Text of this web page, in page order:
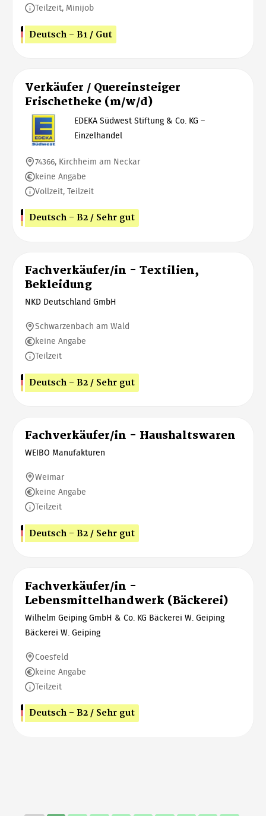
Teilzeit, Minijob
Deutsch - B1 / Gut
Verkäufer / Quereinsteiger
Frischetheke (m/w/d)
EDEKA Südwest Stiftung & Co. KG –
Einzelhandel
74366, Kirchheim am Neckar
keine Angabe
Vollzeit, Teilzeit
Deutsch - B2 / Sehr gut
Fachverkäufer/in - Textilien,
Bekleidung
NKD Deutschland GmbH
Schwarzenbach am Wald
keine Angabe
Teilzeit
Deutsch - B2 / Sehr gut
Fachverkäufer/in - Haushaltswaren
WEIBO Manufakturen
Weimar
keine Angabe
Teilzeit
Deutsch - B2 / Sehr gut
Fachverkäufer/in -
Lebensmittelhandwerk (Bäckerei)
Wilhelm Geiping GmbH & Co. KG Bäckerei W. Geiping
Bäckerei W. Geiping
Coesfeld
keine Angabe
Teilzeit
Deutsch - B2 / Sehr gut